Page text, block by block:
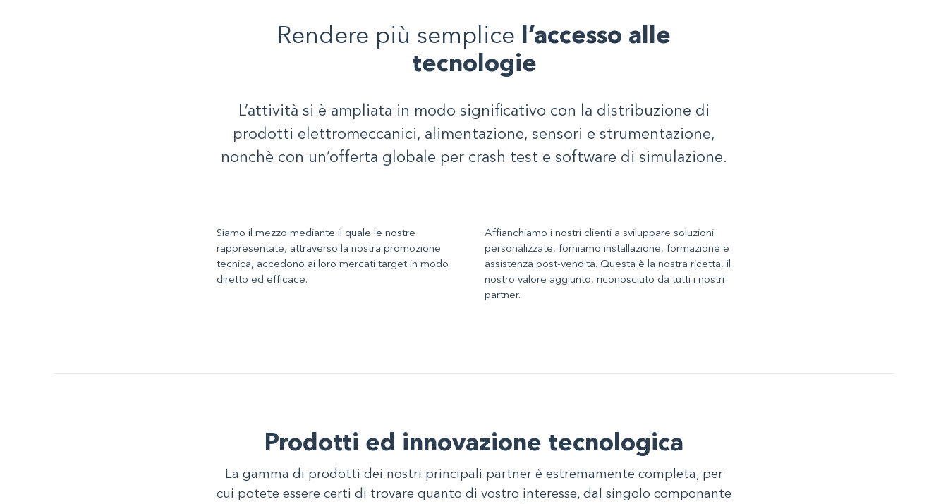
Rendere più semplice l’accesso alle
tecnologie
L’attività si è ampliata in modo significativo con la distribuzione di
prodotti elettromeccanici, alimentazione, sensori e strumentazione,
nonchè con un’offerta globale per crash test e software di simulazione.
Siamo il mezzo mediante il quale le nostre
rappresentate, attraverso la nostra promozione
tecnica, accedono ai loro mercati target in modo
diretto ed efficace.
Affianchiamo i nostri clienti a sviluppare soluzioni
personalizzate, forniamo installazione, formazione e
assistenza post-vendita. Questa è la nostra ricetta, il
nostro valore aggiunto, riconosciuto da tutti i nostri
partner.
Prodotti ed innovazione tecnologica
La gamma di prodotti dei nostri principali partner è estremamente completa, per
cui potete essere certi di trovare quanto di vostro interesse, dal singolo componante